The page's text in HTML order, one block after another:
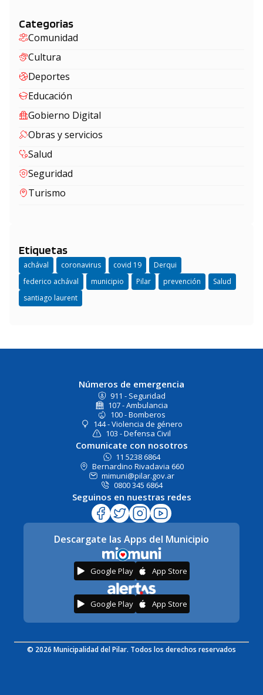
Categorias
Comunidad
Cultura
Deportes
Educación
Gobierno Digital
Obras y servicios
Salud
Seguridad
Turismo
Etiquetas
achával coronavirus covid 19
Derqui
federico achával
municipio Pilar prevención
Salud
santiago laurent
Números de emergencia
911 - Seguridad
107 - Ambulancia
100 - Bomberos
144 - Violencia de género
103 - Defensa Civil
Comunicate con nosotros
11 5238 6864
Bernardino Rivadavia 660
mimuni@pilar.gov.ar
0800 345 6864
Seguinos en nuestras redes
Descargate las Apps del Municipio
Google Play App Store
Google Play App Store
© 2026 Municipalidad del Pilar. Todos los derechos reservados